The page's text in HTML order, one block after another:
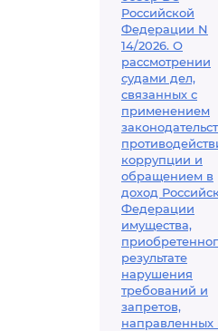
Российской
Федерации N
14/2026. О
рассмотрении
судами дел,
связанных с
применением
коррупции и
обращением в
доход
Федерации
имущества,
результате
нарушения
требований и
запретов,
направленных